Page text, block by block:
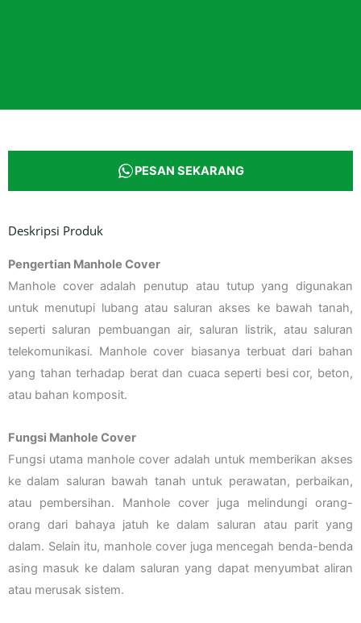
PESAN SEKARANG
Deskripsi Produk
Pengertian Manhole Cover
Manhole cover adalah penutup atau tutup yang digunakan
untuk menutupi lubang atau saluran akses ke bawah tanah,
seperti saluran pembuangan air, saluran listrik, atau saluran
telekomunikasi. Manhole cover biasanya terbuat dari bahan
yang tahan terhadap berat dan cuaca seperti besi cor, beton,
atau bahan komposit.
Fungsi Manhole Cover
Fungsi utama manhole cover adalah untuk memberikan akses
ke dalam saluran bawah tanah untuk perawatan, perbaikan,
atau pembersihan. Manhole cover juga melindungi orang-
orang dari bahaya jatuh ke dalam saluran atau parit yang
dalam. Selain itu, manhole cover juga mencegah benda-benda
asing masuk ke dalam saluran yang dapat menyumbat aliran
atau merusak sistem.